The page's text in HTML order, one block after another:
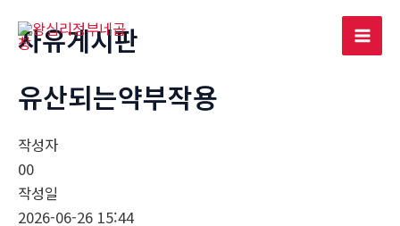
Main
자유게시판
유산되는약부작용
작성자
00
작성일
2026-06-26 15:44